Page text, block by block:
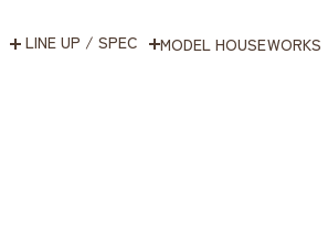
LINE UP / SPEC MODEL HOUSEWORKS